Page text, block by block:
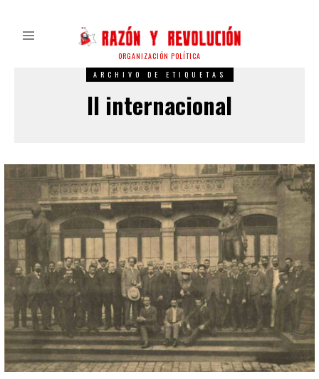
ORGANIZACIÓN POLÍTICA
ARCHIVO DE ETIQUETAS
II internacional